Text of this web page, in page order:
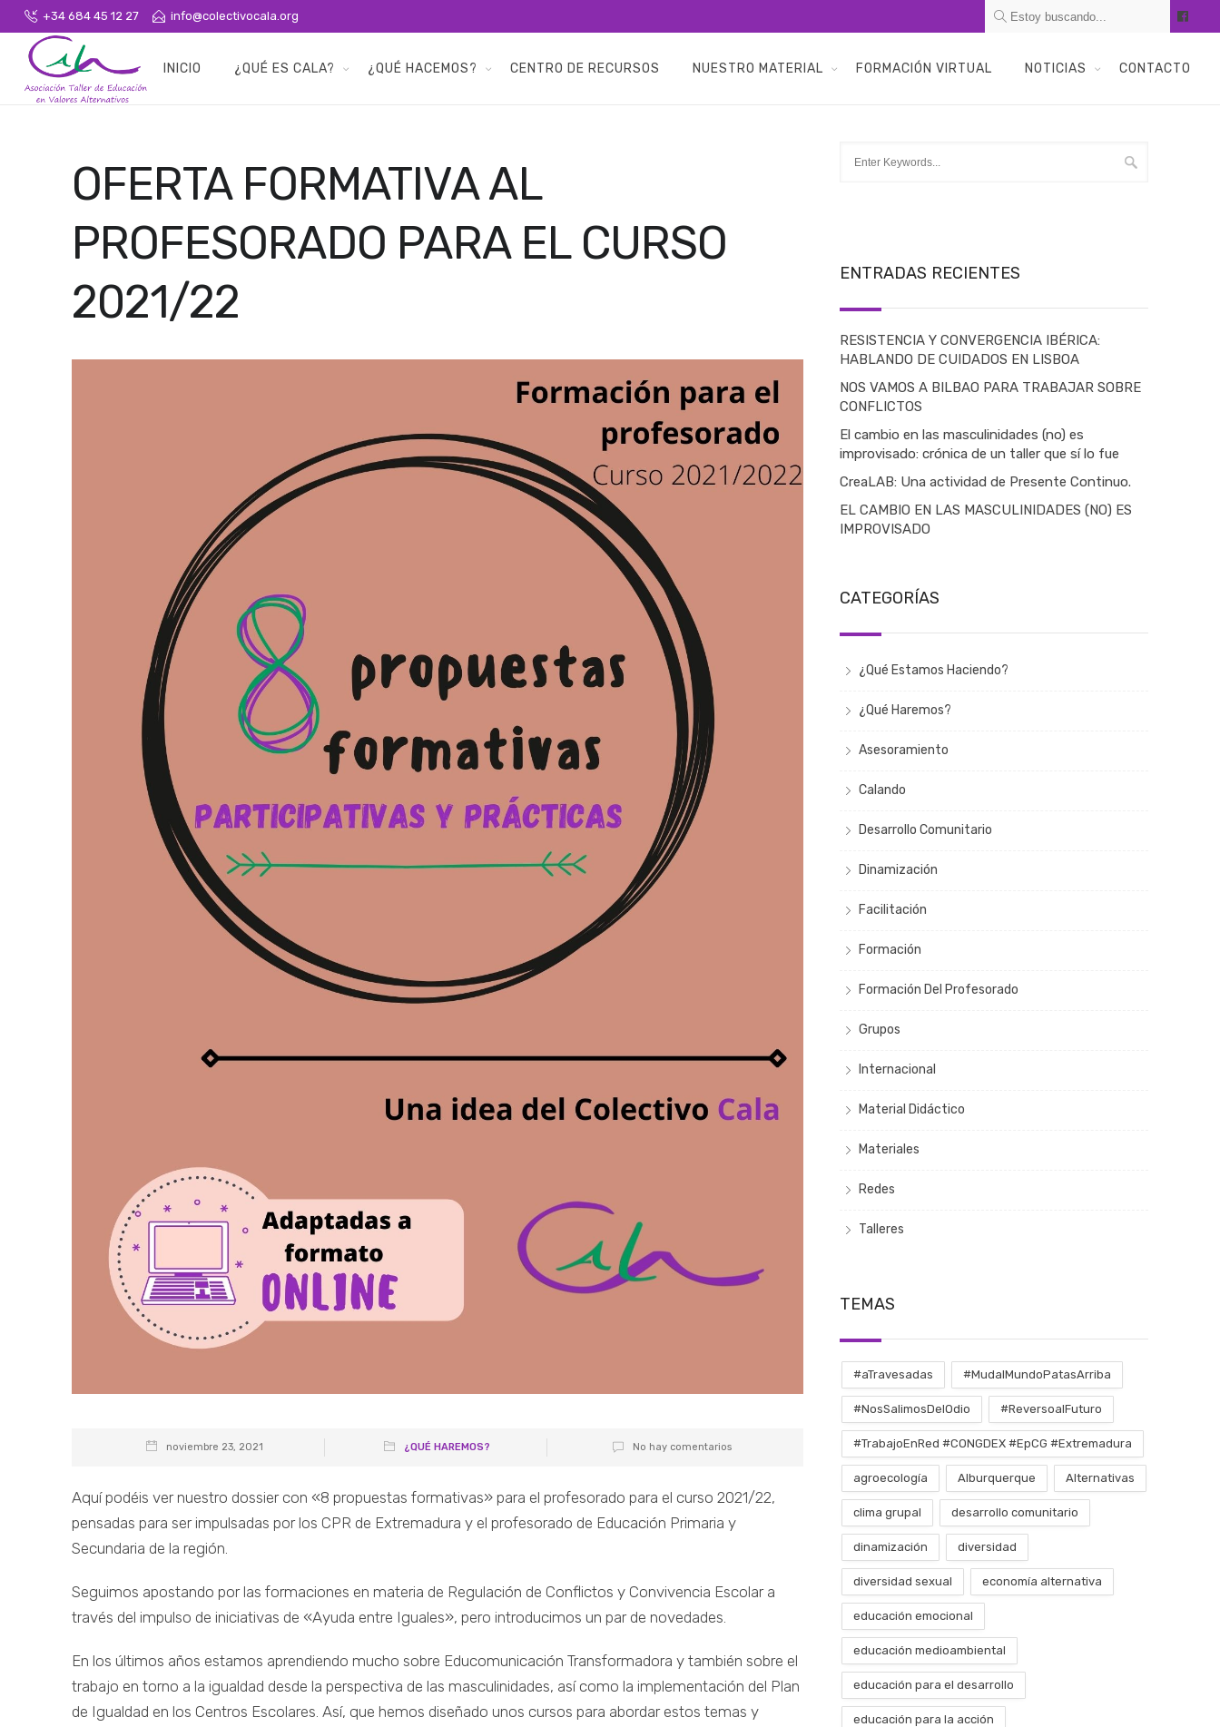
+34 684 45 12 27 info@colectivocala.org
INICIO ¿QUÉ ES CALA? ¿QUÉ HACEMOS? CENTRO DE RECURSOS NUESTRO MATERIAL FORMACIÓN VIRTUAL NOTICIAS CONTACTO
OFERTA FORMATIVA AL
PROFESORADO PARA EL CURSO
2021/22
noviembre 23, 2021 ¿QUÉ HAREMOS? No hay comentarios
Aquí podéis ver nuestro dossier con «8 propuestas formativas» para el profesorado para el curso 2021/22,
pensadas para ser impulsadas por los CPR de Extremadura y el profesorado de Educación Primaria y
Secundaria de la región.
Seguimos apostando por las formaciones en materia de Regulación de Conflictos y Convivencia Escolar a
través del impulso de iniciativas de «Ayuda entre Iguales», pero introducimos un par de novedades.
En los últimos años estamos aprendiendo mucho sobre Educomunicación Transformadora y también sobre el
trabajo en torno a la igualdad desde la perspectiva de las masculinidades, así como la implementación del Plan
de Igualdad en los Centros Escolares. Así, que hemos diseñado unos cursos para abordar estos temas y
ENTRADAS RECIENTES
RESISTENCIA Y CONVERGENCIA IBÉRICA:
HABLANDO DE CUIDADOS EN LISBOA
NOS VAMOS A BILBAO PARA TRABAJAR SOBRE
CONFLICTOS
El cambio en las masculinidades (no) es
improvisado: crónica de un taller que sí lo fue
CreaLAB: Una actividad de Presente Continuo.
EL CAMBIO EN LAS MASCULINIDADES (NO) ES
IMPROVISADO
CATEGORÍAS
¿Qué Estamos Haciendo?
¿Qué Haremos?
Asesoramiento
Calando
Desarrollo Comunitario
Dinamización
Facilitación
Formación
Formación Del Profesorado
Grupos
Internacional
Material Didáctico
Materiales
Redes
Talleres
TEMAS
#aTravesadas #MudalMundoPatasArriba
#NosSalimosDelOdio #ReversoalFuturo
#TrabajoEnRed #CONGDEX #EpCG #Extremadura
agroecología Alburquerque Alternativas
clima grupal desarrollo comunitario
dinamización diversidad
diversidad sexual economía alternativa
educación emocional
educación medioambiental
educación para el desarrollo
educación para la acción